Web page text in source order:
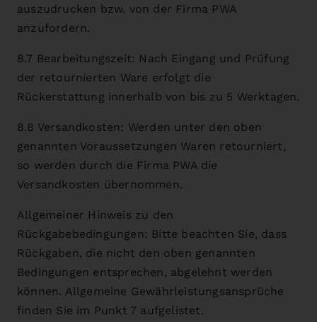
auszudrucken bzw. von der Firma PWA
anzufordern.
8.7 Bearbeitungszeit: Nach Eingang und Prüfung
der retournierten Ware erfolgt die
Rückerstattung innerhalb von bis zu 5 Werktagen.
8.8 Versandkosten: Werden unter den oben
genannten Voraussetzungen Waren retourniert,
so werden durch die Firma PWA die
Versandkosten übernommen.
Allgemeiner Hinweis zu den
Rückgabebedingungen: Bitte beachten Sie, dass
Rückgaben, die nicht den oben genannten
Bedingungen entsprechen, abgelehnt werden
können. Allgemeine Gewährleistungsansprüche
finden Sie im Punkt 7 aufgelistet.